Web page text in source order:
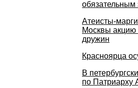
Атеисты-
Москвы акцию
дружин
Красноярца
В
по Патриарху